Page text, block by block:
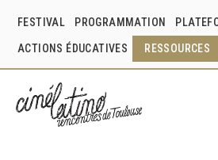
FESTIVAL PROGRAMMATION
ACTIONS ÉDUCATIVES RESSOURCES